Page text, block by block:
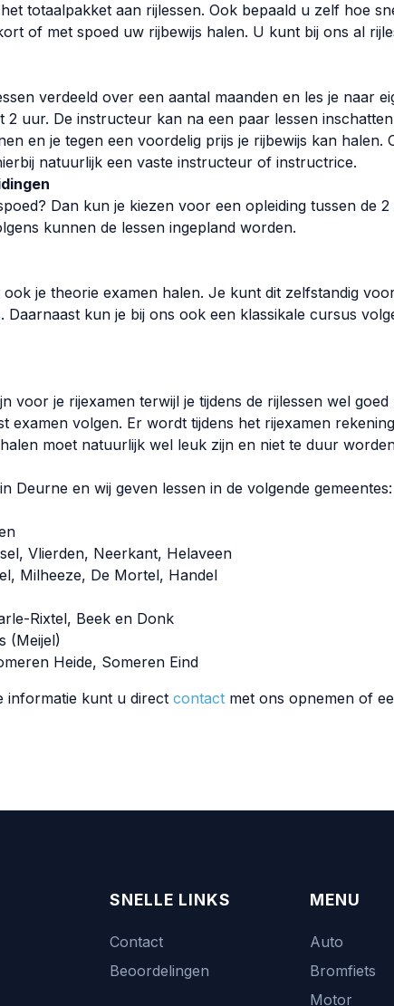
totaalpakket aan rijlessen. Ook bepaald u zelf hoe
of met spoed uw rijbewijs halen. U kunt bij ons al
verdeeld over een aantal maanden en les je naar
2 uur. De instructeur kan na een paar lessen
en je tegen een voordelig prijs je rijbewijs kan
natuurlijk een vaste instructeur of instructrice.
Dan kun je kiezen voor een opleiding tussen de
kunnen de lessen ingepland worden.
je theorie examen halen. Je kunt dit zelfstandig
Daarnaast kun je bij ons ook een klassikale cursus
voor je rijexamen terwijl je tijdens de rijlessen wel
examen volgen. Er wordt tijdens het rijexamen
moet natuurlijk wel leuk zijn en niet te duur
Deurne en wij geven lessen in de volgende gemeentes:
Vlierden, Neerkant, Helaveen
Milheeze, De Mortel, Handel
Rixtel, Beek en Donk
(Meijel)
Heide, Someren Eind
informatie kunt u direct contact met ons opnemen of
SNELLE LINKS
Contact
Beoordelingen
MENU
Auto
Bromfiets
Motor